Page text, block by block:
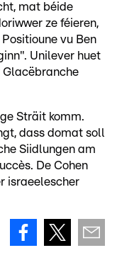
mat béide
ze féieren,
vu Ben
Unilever huet
Glacëbranche
Sträit komm.
dass domat soll
Siidlungen am
De Cohen
israeelescher